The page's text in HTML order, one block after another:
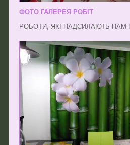
ФОТО ГАЛЕРЕЯ РОБІТ
РОБОТИ, ЯКІ НАДСИЛАЮТЬ НАМ